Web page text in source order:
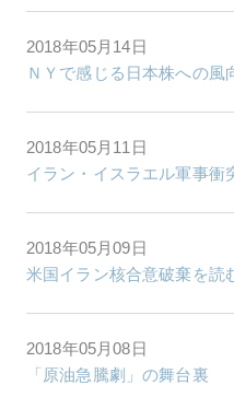
2018年05月14日
ＮＹで感じる日本株への風
2018年05月11日
イラン・イスラエル軍事衝
2018年05月09日
米国イラン核合意破棄を読
2018年05月08日
「原油急騰劇」の舞台裏